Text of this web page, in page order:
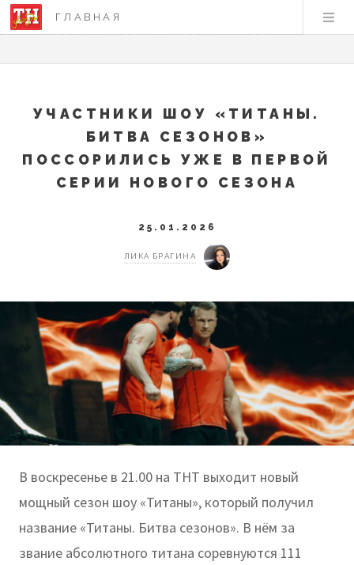
ГЛАВНАЯ
УЧАСТНИКИ ШОУ «ТИТАНЫ.
БИТВА СЕЗОНОВ»
ПОССОРИЛИСЬ УЖЕ В ПЕРВОЙ
СЕРИИ НОВОГО СЕЗОНА
25.01.2026
ЛИКА БРАГИНА
В воскресенье в 21.00 на ТНТ выходит новый
мощный сезон шоу «Титаны», который получил
название «Титаны. Битва сезонов». В нём за
звание абсолютного титана соревнуются 111